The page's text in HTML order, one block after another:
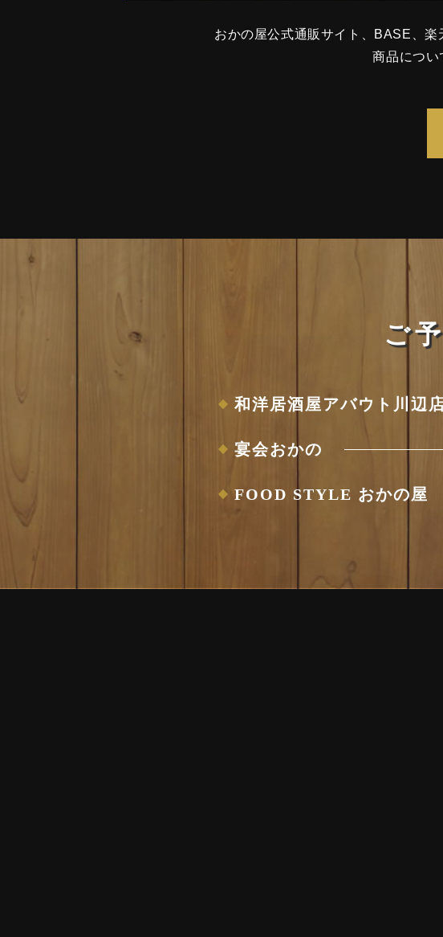
おかの屋公式通販サイト、BASE、楽
商品につい
ご
和洋居酒屋アバウト川辺
宴会おかの
FOOD STYLE おかの屋